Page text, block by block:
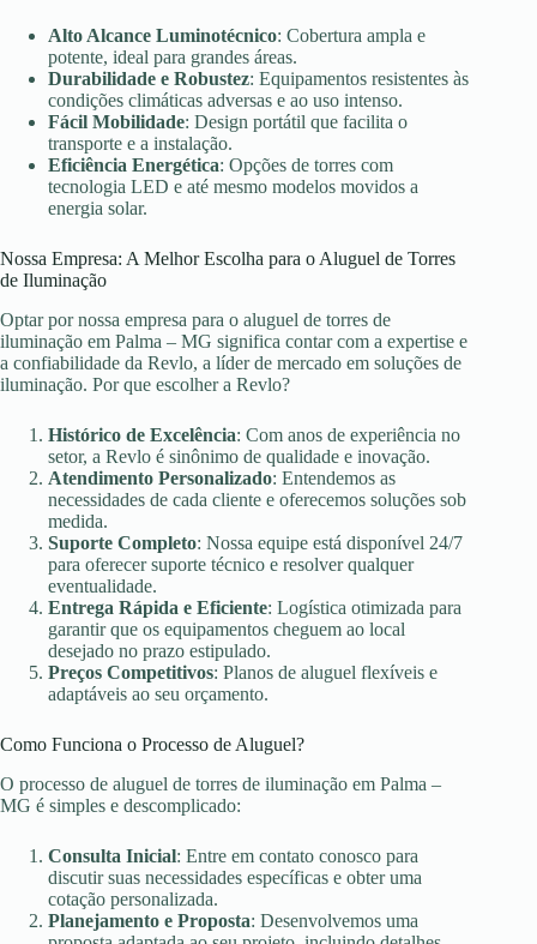
Alto Alcance Luminotécnico: Cobertura ampla e
potente, ideal para grandes áreas.
Durabilidade e Robustez: Equipamentos resistentes às
condições climáticas adversas e ao uso intenso.
Fácil Mobilidade: Design portátil que facilita o
transporte e a instalação.
Eficiência Energética: Opções de torres com
tecnologia LED e até mesmo modelos movidos a
energia solar.
Nossa Empresa: A Melhor Escolha para o Aluguel de Torres
de Iluminação
Optar por nossa empresa para o aluguel de torres de
iluminação em Palma – MG significa contar com a expertise e
a confiabilidade da Revlo, a líder de mercado em soluções de
iluminação. Por que escolher a Revlo?
Histórico de Excelência: Com anos de experiência no
setor, a Revlo é sinônimo de qualidade e inovação.
Atendimento Personalizado: Entendemos as
necessidades de cada cliente e oferecemos soluções sob
medida.
Suporte Completo: Nossa equipe está disponível 24/7
para oferecer suporte técnico e resolver qualquer
eventualidade.
Entrega Rápida e Eficiente: Logística otimizada para
garantir que os equipamentos cheguem ao local
desejado no prazo estipulado.
Preços Competitivos: Planos de aluguel flexíveis e
adaptáveis ao seu orçamento.
Como Funciona o Processo de Aluguel?
O processo de aluguel de torres de iluminação em Palma –
MG é simples e descomplicado:
Consulta Inicial: Entre em contato conosco para
discutir suas necessidades específicas e obter uma
cotação personalizada.
Planejamento e Proposta: Desenvolvemos uma